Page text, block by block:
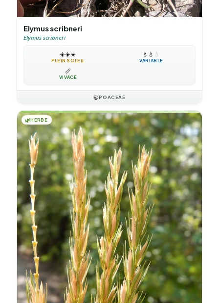
Elymus scribneri
Elymus scribneri
☀️☀️☀️
PLEIN SOLEIL
💧 💧 💧
VARIABLE
📏
VIVACE
🍃POACEAE
🌿HERBE